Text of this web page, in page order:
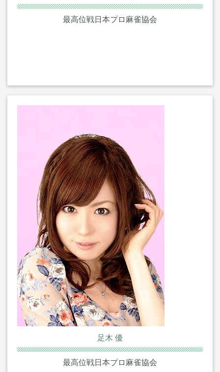
最高位戦日本プロ麻雀協会
足木 優
最高位戦日本プロ麻雀協会